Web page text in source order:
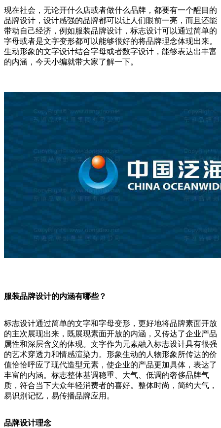
现在社会，无论开什么店或者做什么品牌，都要有一个醒目的
品牌设计，设计感强的品牌都可以让人们眼前一亮，而且还能
带动自己经济，例如服装品牌设计，标志设计可以通过简单的
字母或者是文字变形都可以能够很好的将品牌理念体现出来。
生动形象的文字设计结合字母或者数字设计，能够表达出丰富
的内涵，今天小编就带大家了解一下。
服装品牌设计的内涵有哪些？
标志设计通过简单的文字和字母变形，更好地将品牌素面开放
的主次展现出来，既展现素面开放的内涵，又传达了企业产品
属性和深层含义的体现。文字作为元素融入标志设计具有很强
的艺术穿透力和情感渲染力。形象生动的人物形象所传达的价
值恰恰呼应了现代造型元素，使企业的产品更加具体，表达了
丰富的内涵。标志整体基调稳重、大气、低调的奢侈品牌气
质，符合当下大众年轻消费者的喜好。整体时尚，简约大气，
易识别记忆，易传播品牌应用。
品牌设计理念